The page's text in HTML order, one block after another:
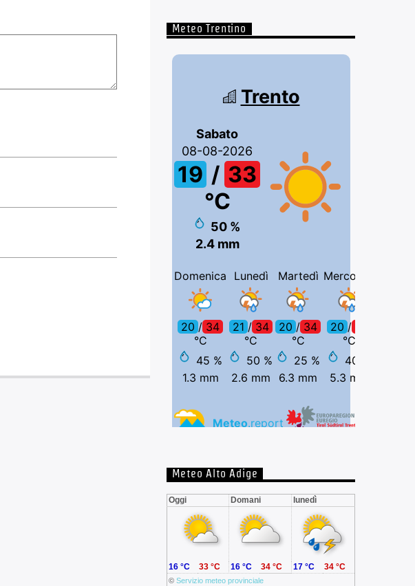
Meteo Trentino
Meteo Alto Adige
Oggi Domani lunedì
© Servizio meteo provinciale
16 °C 33 °C 16 °C 34 °C 17 °C 34 °C